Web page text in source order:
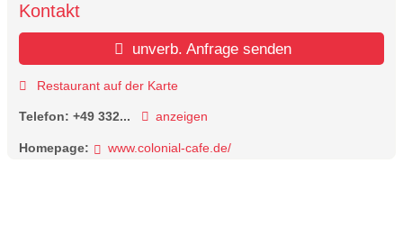
Kontakt
unverb. Anfrage senden
Restaurant auf der Karte
Telefon: +49 332... anzeigen
Homepage: www.colonial-cafe.de/